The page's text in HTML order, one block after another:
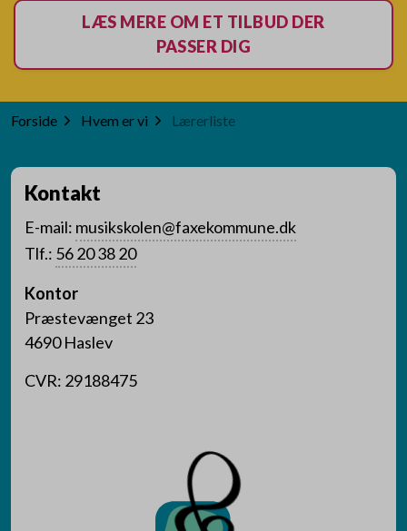
LÆS MERE OM ET TILBUD DER
PASSER DIG
Forside Hvem er vi Lærerliste
Kontakt
E-mail: musikskolen@faxekommune.dk
Tlf.: 56 20 38 20
Kontor
Præstevænget 23
4690 Haslev
CVR: 29188475